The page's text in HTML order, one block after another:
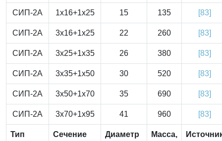
СИП-2А 1x16+1x25 15 135 [83]
СИП-2А 3x16+1x25 22 260 [83]
СИП-2А 3x25+1x35 26 380 [83]
СИП-2А 3x35+1x50 30 520 [83]
СИП-2А 3x50+1x70 35 690 [83]
СИП-2А 3x70+1x95 41 960 [83]
Тип
Сечение
Диаметр
Масса,